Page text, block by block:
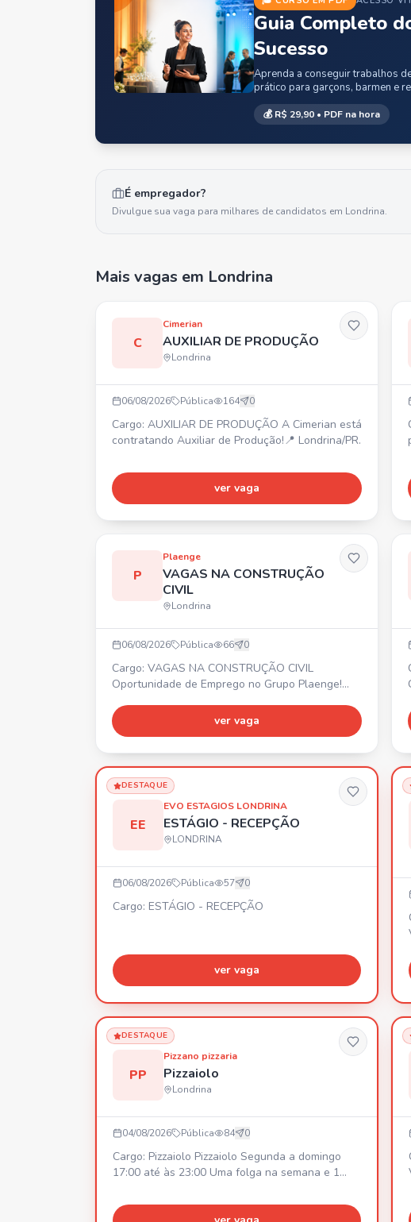
Guia Completo
Sucesso
Aprenda a conseguir trabalhos
prático para garçons, barmen e
💰R$ 29,90 • PDF na hora
É empregador?
Divulgue sua vaga para milhares de candidatos em Londrina.
Mais vagas em Londrina
C
Cimerian
AUXILIAR DE PRODUÇÃO
Londrina
06/08/2026 Pública 164 0
Cargo: AUXILIAR DE PRODUÇÃO A Cimerian está
contratando Auxiliar de Produção!📍 Londrina/PR.
ver vaga
P
Plaenge
VAGAS NA CONSTRUÇÃO
CIVIL
Londrina
06/08/2026 Pública 66 0
Cargo: VAGAS NA CONSTRUÇÃO CIVIL
Oportunidade de Emprego no Grupo Plaenge!
diversas áreas da construção civil. 🚀 Faça parte
da maior construtora do Sul do país! Encaminhe
ver vaga
DESTAQUE
EE
EVO ESTAGIOS LONDRINA
ESTÁGIO - RECEPÇÃO
LONDRINA
06/08/2026 Pública 57 0
Cargo: ESTÁGIO - RECEPÇÃO
ver vaga
DESTAQUE
PP
Pizzano pizzaria
Pizzaiolo
Londrina
04/08/2026 Pública 84 0
Cargo: Pizzaiolo Pizzaiolo Segunda a domingo
17:00 até às 23:00 Uma folga na semana e 1
podendo ajustar rápido dependendo do